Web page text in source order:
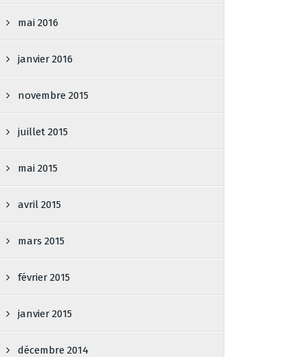
mai 2016
janvier 2016
novembre 2015
juillet 2015
mai 2015
avril 2015
mars 2015
février 2015
janvier 2015
décembre 2014